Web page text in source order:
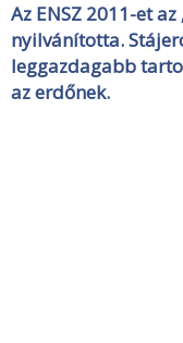
Az ENSZ 2011-et
nyilvánította.
leggazdagabb
az erdőnek.